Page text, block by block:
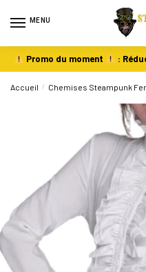
MENU
Promo du moment :
Accueil / Chemises Steampunk